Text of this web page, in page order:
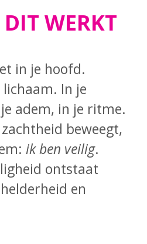
WERKT
in je hoofd.
In je
adem, in je ritme.
beweegt,
ik ben veilig.
ontstaat
en